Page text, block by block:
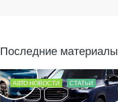
Последние материалы
АВТО НОВОСТИ СТАТЬИ